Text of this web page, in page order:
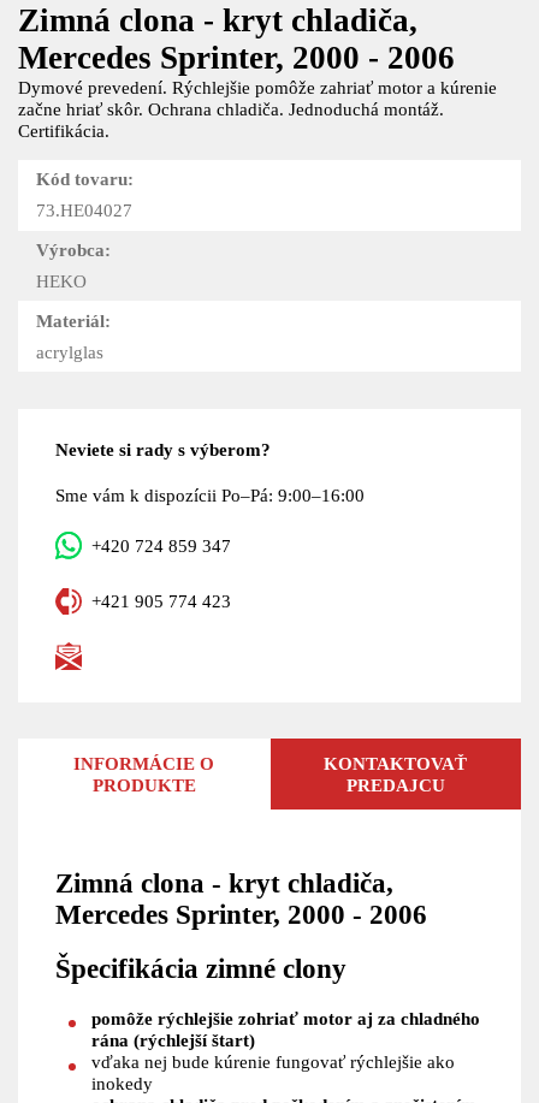
Zimná clona - kryt chladiča,
Mercedes Sprinter, 2000 - 2006
Dymové prevedení. Rýchlejšie pomôže zahriať motor a kúrenie
začne hriať skôr. Ochrana chladiča. Jednoduchá montáž.
Certifikácia.
Kód tovaru:
73.HE04027
Výrobca:
HEKO
Materiál:
acrylglas
Neviete si rady s výberom?
Sme vám k dispozícii Po–Pá: 9:00–16:00
+420 724 859 347
+421 905 774 423
INFORMÁCIE O
PRODUKTE
KONTAKTOVAŤ
PREDAJCU
Zimná clona - kryt chladiča,
Mercedes Sprinter, 2000 - 2006
Špecifikácia zimné clony
pomôže rýchlejšie zohriať motor aj za chladného
rána (rýchlejší štart)
vďaka nej bude kúrenie fungovať rýchlejšie ako
inokedy